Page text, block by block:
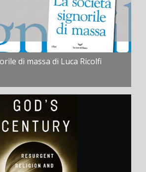
di massa di Luca Ricolfi